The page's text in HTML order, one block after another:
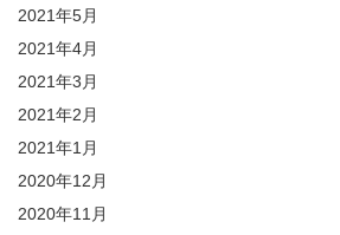
2021年5月
2021年4月
2021年3月
2021年2月
2021年1月
2020年12月
2020年11月